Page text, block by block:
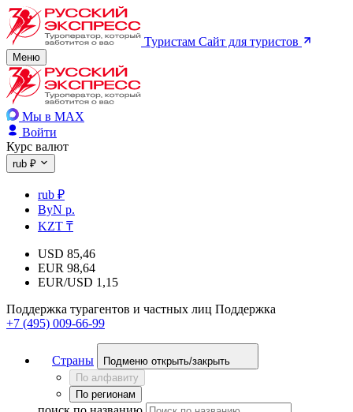
Туристам Сайт для туристов
Меню
Мы в MAX
Войти
Курс валют
rub ₽
rub ₽
ByN р.
KZT ₸
USD 85,46
EUR 98,64
EUR/USD 1,15
Поддержка турагентов и частных лиц Поддержка
+7 (495) 009-66-99
Страны
Подменю открыть/закрыть
По алфавиту
По регионам